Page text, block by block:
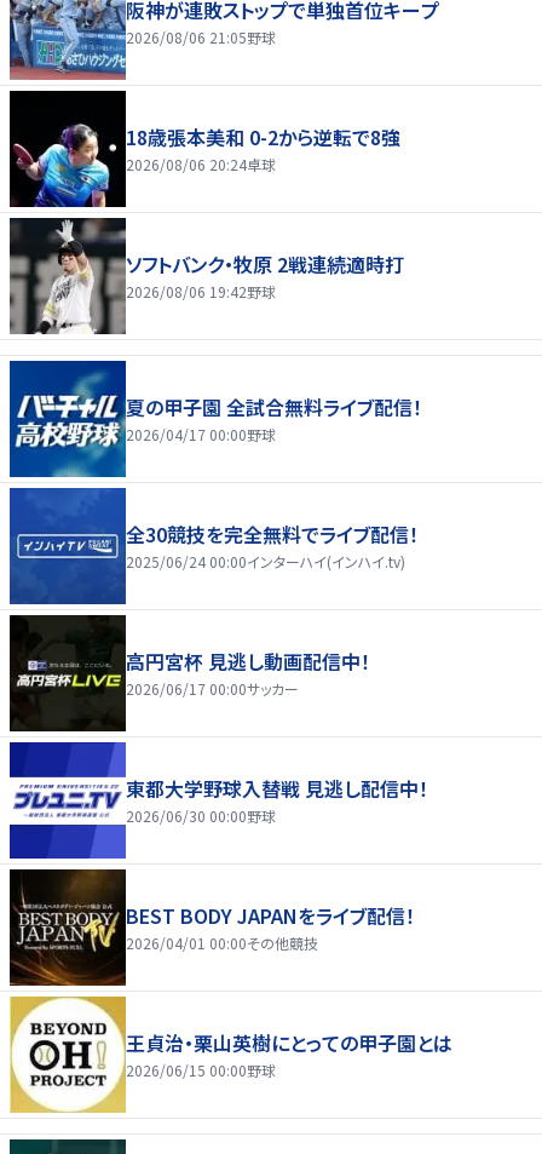
阪神が連敗ストップで単独首位キープ
2026/08/06 21:05野球
18歳張本美和 0-2から逆転で8強
2026/08/06 20:24卓球
ソフトバンク・牧原 2戦連続適時打
2026/08/06 19:42野球
夏の甲子園 全試合無料ライブ配信！
2026/04/17 00:00野球
全30競技を完全無料でライブ配信！
2025/06/24 00:00インターハイ(インハイ.tv)
高円宮杯 見逃し動画配信中！
2026/06/17 00:00サッカー
東都大学野球入替戦 見逃し配信中！
2026/06/30 00:00野球
BEST BODY JAPANをライブ配信！
2026/04/01 00:00その他競技
王貞治・栗山英樹にとっての甲子園とは
2026/06/15 00:00野球